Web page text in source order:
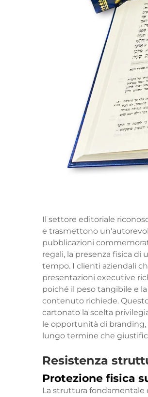
Il settore editoriale
e trasmettono
pubblicazioni
regali, la presenza fisica
tempo. I clienti aziendali
presentazioni executive
poiché il peso tangibile e
contenuto richiede.
cartonato la scelta
le opportunità di
lungo termine che
Resistenza
Protezione fisica
La struttura fondamentale